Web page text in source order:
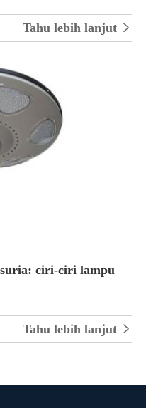
Tahu lebih lanjut 
ciri-ciri lampu
Tahu lebih lanjut 